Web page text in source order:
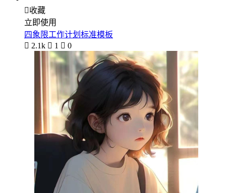
收藏
立即使用
四象限工作计划标准模板
 2.1k  1  0